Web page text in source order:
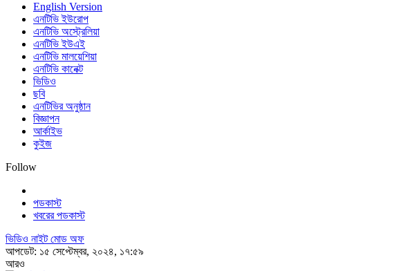
English Version
এনটিভি ইউরোপ
এনটিভি অস্ট্রেলিয়া
এনটিভি ইউএই
এনটিভি মালয়েশিয়া
এনটিভি কানেক্ট
ভিডিও
ছবি
এনটিভির অনুষ্ঠান
বিজ্ঞাপন
আর্কাইভ
কুইজ
Follow
পডকাস্ট
খবরের পডকাস্ট
ভিডিও নাইট মোড অফ
আপডেট: ১৫ সেপ্টেম্বর, ২০২৪, ১৭:৫৯
আরও